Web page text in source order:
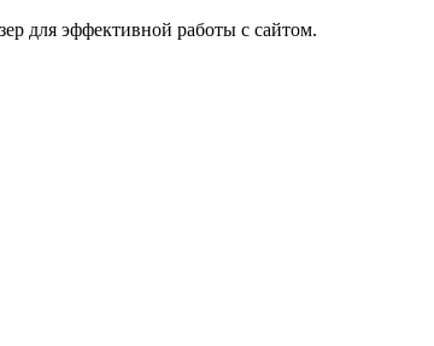
для эффективной работы с сайтом.